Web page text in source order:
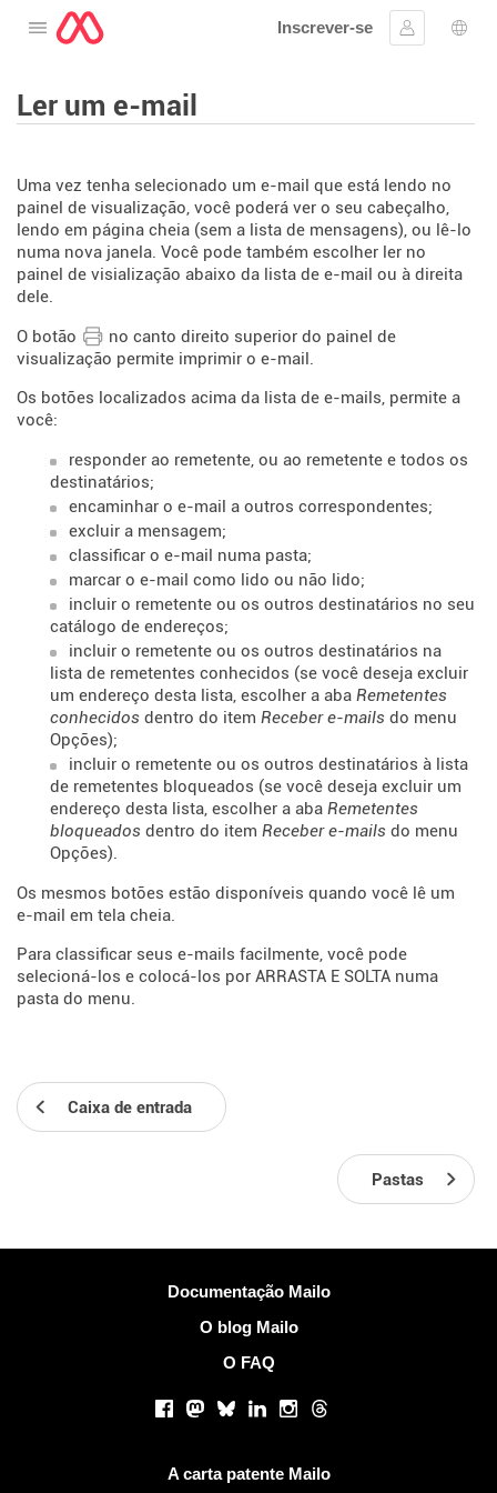
Abra o cardápio
Inscrever-se
Assinar em
Ler um e-mail
Uma vez tenha selecionado um e-mail que está lendo no
painel de visualização, você poderá ver o seu cabeçalho,
lendo em página cheia (sem a lista de mensagens), ou lê-lo
numa nova janela. Você pode também escolher ler no
painel de visialização abaixo da lista de e-mail ou à direita
dele.
O botão
no canto direito superior do painel de
visualização permite imprimir o e-mail.
Os botões localizados acima da lista de e-mails, permite a
você:
responder ao remetente, ou ao remetente e todos os
destinatários;
encaminhar o e-mail a outros correspondentes;
excluir a mensagem;
classificar o e-mail numa pasta;
marcar o e-mail como lido ou não lido;
incluir o remetente ou os outros destinatários no seu
catálogo de endereços;
incluir o remetente ou os outros destinatários na
lista de remetentes conhecidos (se você deseja excluir
um endereço desta lista, escolher a aba Remetentes
conhecidos dentro do item Receber e-mails do menu
Opções);
incluir o remetente ou os outros destinatários à lista
de remetentes bloqueados (se você deseja excluir um
endereço desta lista, escolher a aba Remetentes
bloqueados dentro do item Receber e-mails do menu
Opções).
Os mesmos botões estão disponíveis quando você lê um
e-mail em tela cheia.
Para classificar seus e-mails facilmente, você pode
selecioná-los e colocá-los por ARRASTA E SOLTA numa
pasta do menu.
Caixa de entrada
Pastas
Documentação Mailo
O blog Mailo
O FAQ
Facebook
Mastodon
BlueskyLinkedInInstagram
Threads
A carta patente Mailo